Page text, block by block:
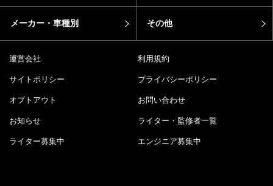
メーカー・車種別 その他
運営会社 利用規約
サイトポリシー プライバシーポリシー
オプトアウト お問い合わせ
お知らせ ライター・監修者一覧
ライター募集中 エンジニア募集中